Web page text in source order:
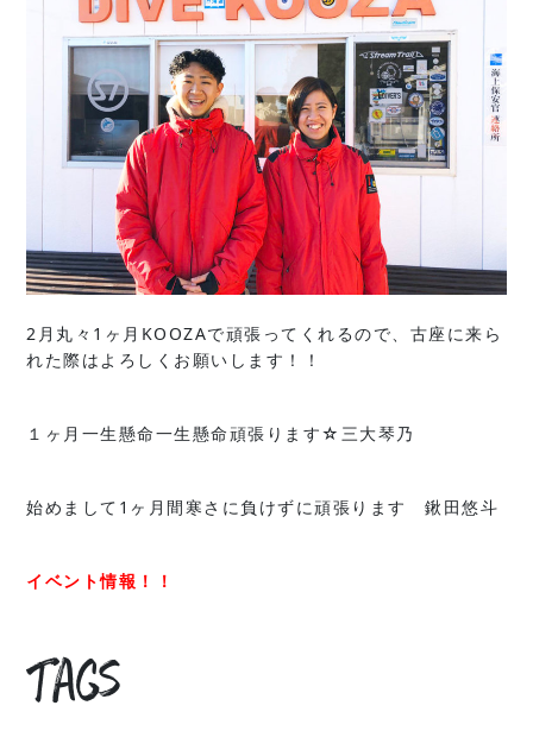
2月丸々1ヶ月KOOZAで頑張ってくれるので、古座に来ら
れた際はよろしくお願いします！！
１ヶ月一生懸命一生懸命頑張ります☆三大琴乃
始めまして1ヶ月間寒さに負けずに頑張ります 鍬田悠斗
イベント情報！！
Tags